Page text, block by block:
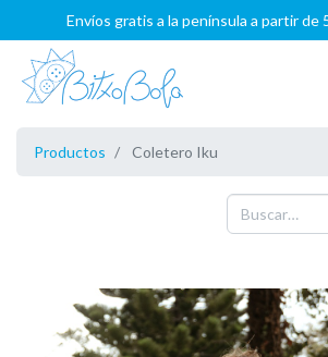
Envíos gratis a la península a partir de
Productos Coletero Iku